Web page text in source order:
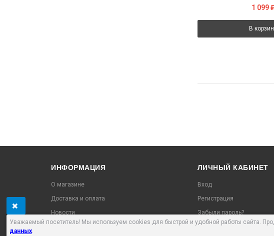
1 099
В
ИНФОРМАЦИЯ
О магазине
Доставка и оплата
Новости
ЛИЧНЫЙ КАБИНЕТ
Вход
Регистрация
Забыли пароль?
Проверить заказ
Уважаемый посетитель! Мы используем cookies для быстрой и удобной работы сайта.
данных.